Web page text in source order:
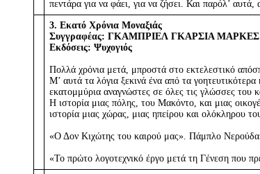
πεντάρα για να φάει, για να ζήσει. Και παρόλ’
3. Εκατό Χρόνια Μοναξιάς
Συγγραφέας: ΓΚΑΜΠΡΙΕΛ ΓΚΑΡΣΙΑ ΜΑΡΚΕΣ
Εκδόσεις: Ψυχογιός
Πολλά χρόνια μετά, μπροστά στο εκτελεστικό
Μ’ αυτά τα λόγια ξεκινά ένα από τα
εκατομμύρια αναγνώστες σε όλες τις γλώσσες
Η ιστορία μιας πόλης, του Μακόντο, και μιας
ιστορία μιας χώρας, μιας ηπείρου και ολόκληρου
«Ο Δον Κιχώτης του καιρού μας». Πάμπλο Νερούδα
«Το πρώτο λογοτεχνικό έργο μετά τη Γένεση που